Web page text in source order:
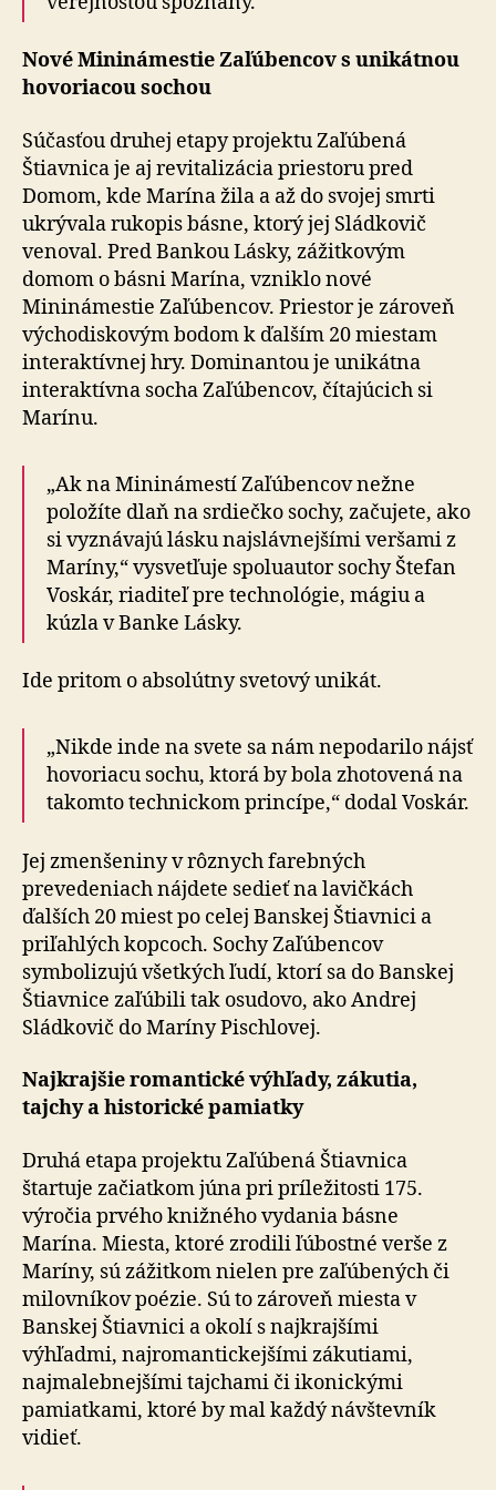
Nové Mininámestie Zaľúbencov s unikátnou
hovoriacou sochou
Súčasťou druhej etapy projektu Zaľúbená
Štiavnica je aj revitalizácia priestoru pred
Domom, kde Marína žila a až do svojej smrti
ukrývala rukopis básne, ktorý jej Sládkovič
venoval. Pred Bankou Lásky, zážitkovým
domom o básni Marína, vzniklo nové
Mininámestie Zaľúbencov. Priestor je zároveň
východiskovým bodom k ďalším 20 miestam
interaktívnej hry. Dominantou je unikátna
interaktívna socha Zaľúbencov, čítajúcich si
Marínu.
„Ak na Mininámestí Zaľúbencov nežne
položíte dlaň na srdiečko sochy, začujete, ako
si vyznávajú lásku najslávnejšími veršami z
Maríny,“ vysvetľuje spoluautor sochy Štefan
Voskár, riaditeľ pre technológie, mágiu a
kúzla v Banke Lásky.
Ide pritom o absolútny svetový unikát.
„Nikde inde na svete sa nám nepodarilo nájsť
hovoriacu sochu, ktorá by bola zhotovená na
takomto technickom princípe,“ dodal Voskár.
Jej zmenšeniny v rôznych farebných
prevedeniach nájdete sedieť na lavičkách
ďalších 20 miest po celej Banskej Štiavnici a
priľahlých kopcoch. Sochy Zaľúbencov
symbolizujú všetkých ľudí, ktorí sa do Banskej
Štiavnice zaľúbili tak osudovo, ako Andrej
Sládkovič do Maríny Pischlovej.
Najkrajšie romantické výhľady, zákutia,
tajchy a historické pamiatky
Druhá etapa projektu Zaľúbená Štiavnica
štartuje začiatkom júna pri príležitosti 175.
výročia prvého knižného vydania básne
Marína. Miesta, ktoré zrodili ľúbostné verše z
Maríny, sú zážitkom nielen pre zaľúbených či
milovníkov poézie. Sú to zároveň miesta v
Banskej Štiavnici a okolí s najkrajšími
výhľadmi, najromantickejšími zákutiami,
najmalebnejšími tajchami či ikonickými
pamiatkami, ktoré by mal každý návštevník
vidieť.